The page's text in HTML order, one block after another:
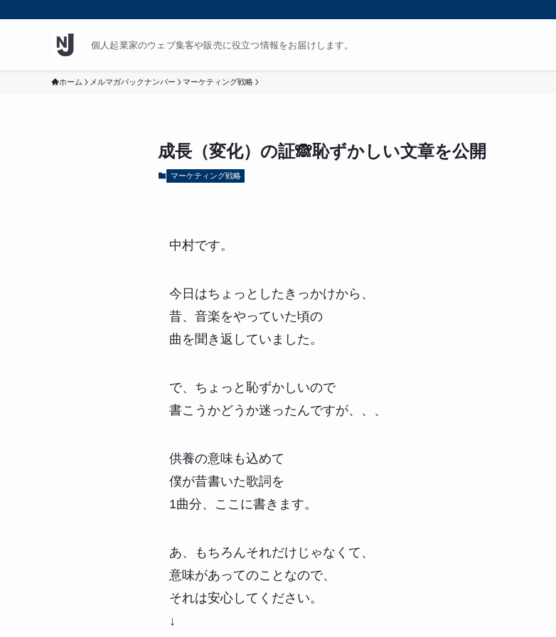
個人起業家のウェブ集客や販売に役立つ情報をお届けします。
ホーム メルマガバックナンバー マーケティング戦略
成長（変化）の証🙈恥ずかしい文章を公開
マーケティング戦略
中村です。
今日はちょっとしたきっかけから、
昔、音楽をやっていた頃の
曲を聞き返していました。
で、ちょっと恥ずかしいので
書こうかどうか迷ったんですが、、、
供養の意味も込めて
僕が昔書いた歌詞を
1曲分、ここに書きます。
あ、もちろんそれだけじゃなくて、
意味があってのことなので、
それは安心してください。
↓